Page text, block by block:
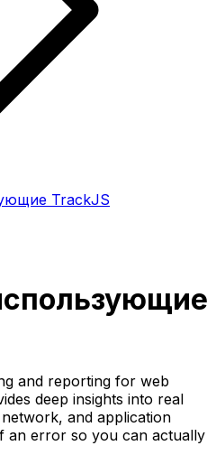
TrackJS
and reporting for web
deep insights into real
and application
an error so you can actually